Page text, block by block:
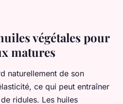
végétales pour
matures
naturellement de son
ce qui peut entraîner
ridules. Les huiles